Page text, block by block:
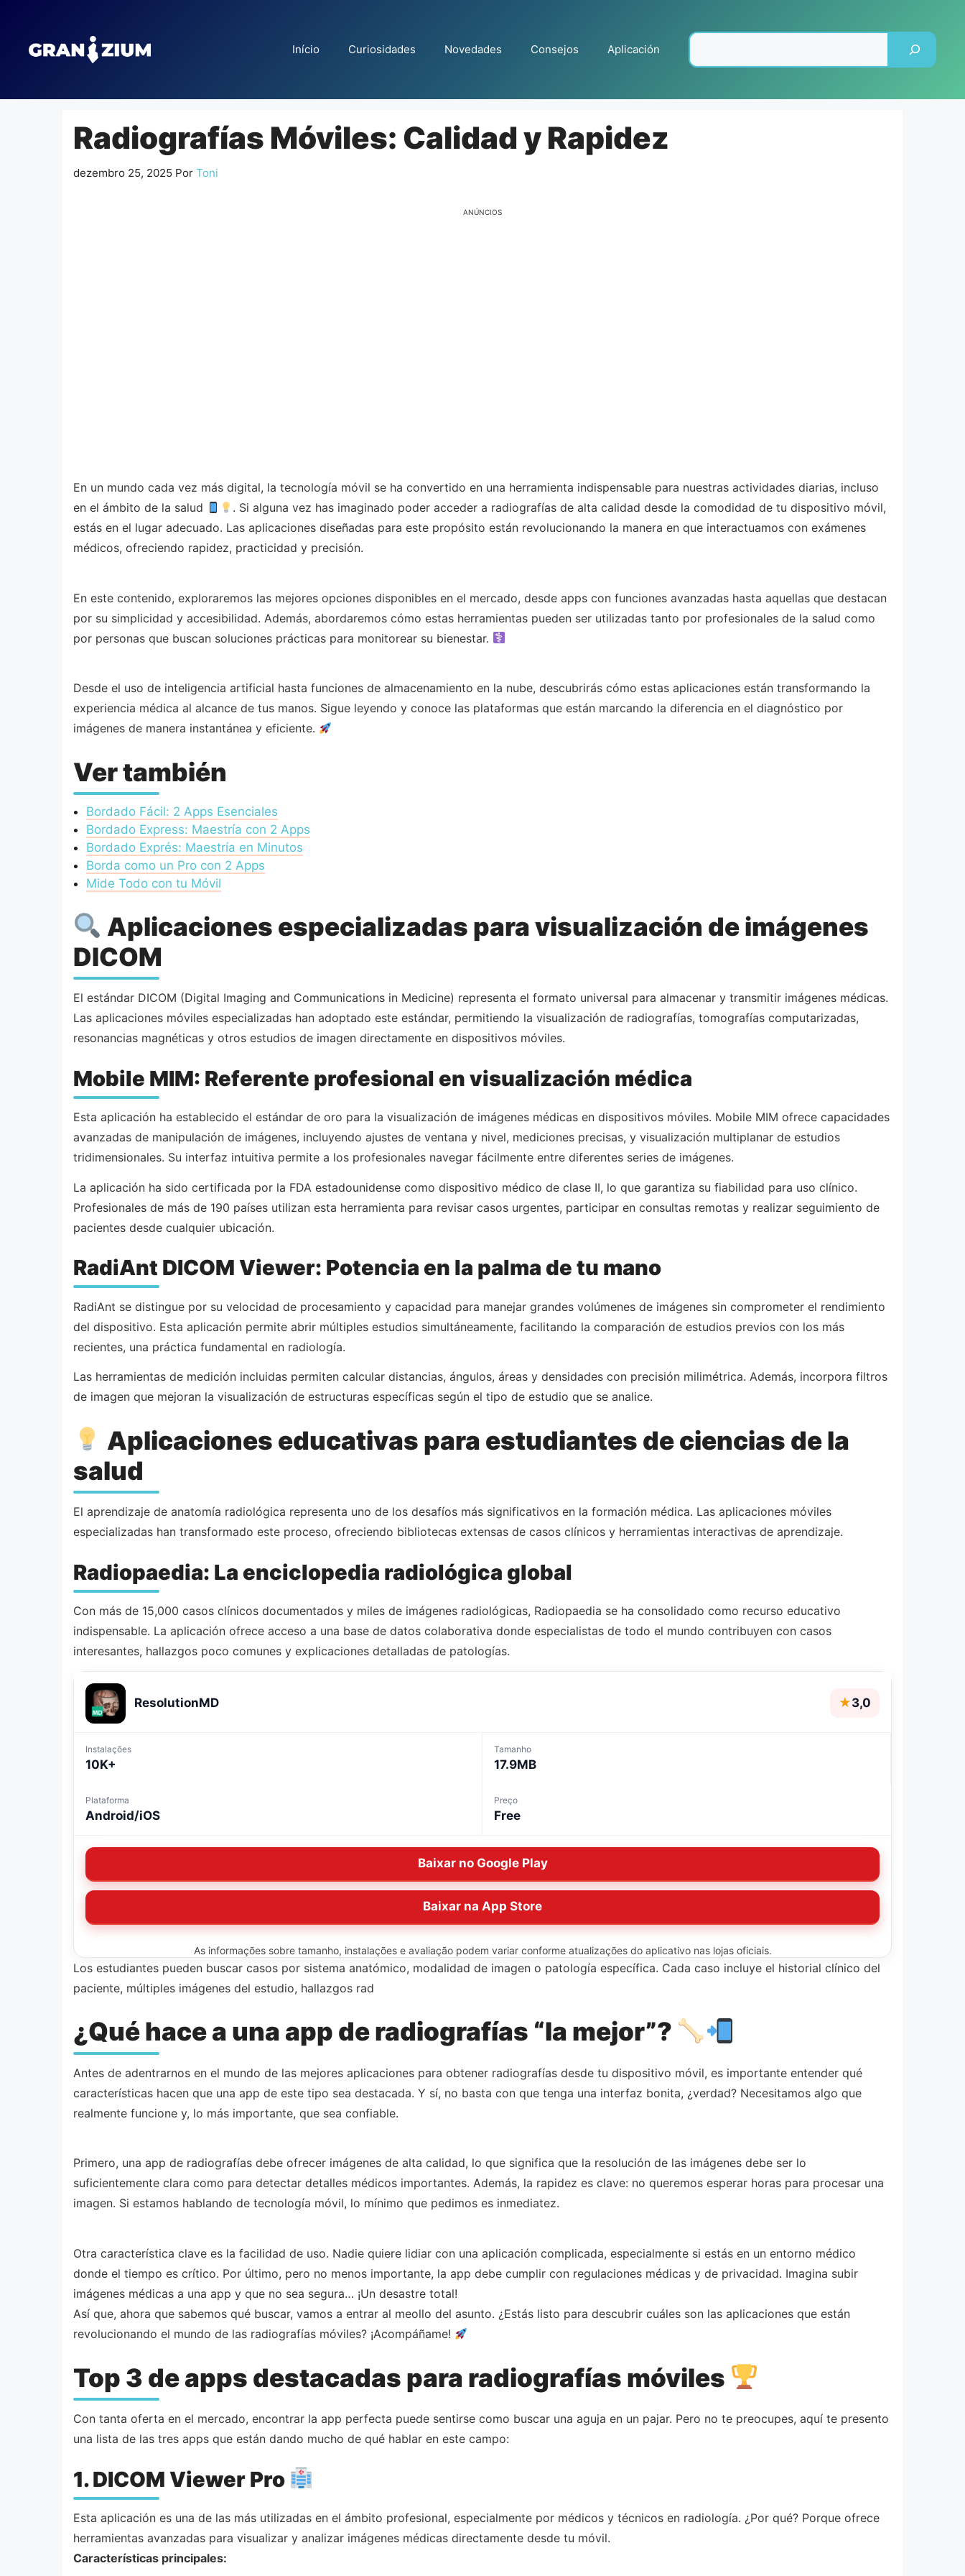
Início Curiosidades Novedades Consejos Aplicación
Radiografías Móviles: Calidad y Rapidez
dezembro 25, 2025 Por Toni
ANÚNCIOS
En un mundo cada vez más digital, la tecnología móvil se ha convertido en una herramienta indispensable para nuestras actividades diarias, incluso
en el ámbito de la salud
. Si alguna vez has imaginado poder acceder a radiografías de alta calidad desde la comodidad de tu dispositivo móvil,
estás en el lugar adecuado. Las aplicaciones diseñadas para este propósito están revolucionando la manera en que interactuamos con exámenes
médicos, ofreciendo rapidez, practicidad y precisión.
En este contenido, exploraremos las mejores opciones disponibles en el mercado, desde apps con funciones avanzadas hasta aquellas que destacan
por su simplicidad y accesibilidad. Además, abordaremos cómo estas herramientas pueden ser utilizadas tanto por profesionales de la salud como
por personas que buscan soluciones prácticas para monitorear su bienestar.
Desde el uso de inteligencia artificial hasta funciones de almacenamiento en la nube, descubrirás cómo estas aplicaciones están transformando la
experiencia médica al alcance de tus manos. Sigue leyendo y conoce las plataformas que están marcando la diferencia en el diagnóstico por
imágenes de manera instantánea y eficiente.
Ver también
Bordado Fácil: 2 Apps Esenciales
Bordado Express: Maestría con 2 Apps
Bordado Exprés: Maestría en Minutos
Borda como un Pro con 2 Apps
Mide Todo con tu Móvil
Aplicaciones especializadas para visualización de imágenes
DICOM
El estándar DICOM (Digital Imaging and Communications in Medicine) representa el formato universal para almacenar y transmitir imágenes médicas.
Las aplicaciones móviles especializadas han adoptado este estándar, permitiendo la visualización de radiografías, tomografías computarizadas,
resonancias magnéticas y otros estudios de imagen directamente en dispositivos móviles.
Mobile MIM: Referente profesional en visualización médica
Esta aplicación ha establecido el estándar de oro para la visualización de imágenes médicas en dispositivos móviles. Mobile MIM ofrece capacidades
avanzadas de manipulación de imágenes, incluyendo ajustes de ventana y nivel, mediciones precisas, y visualización multiplanar de estudios
tridimensionales. Su interfaz intuitiva permite a los profesionales navegar fácilmente entre diferentes series de imágenes.
La aplicación ha sido certificada por la FDA estadounidense como dispositivo médico de clase II, lo que garantiza su fiabilidad para uso clínico.
Profesionales de más de 190 países utilizan esta herramienta para revisar casos urgentes, participar en consultas remotas y realizar seguimiento de
pacientes desde cualquier ubicación.
RadiAnt DICOM Viewer: Potencia en la palma de tu mano
RadiAnt se distingue por su velocidad de procesamiento y capacidad para manejar grandes volúmenes de imágenes sin comprometer el rendimiento
del dispositivo. Esta aplicación permite abrir múltiples estudios simultáneamente, facilitando la comparación de estudios previos con los más
recientes, una práctica fundamental en radiología.
Las herramientas de medición incluidas permiten calcular distancias, ángulos, áreas y densidades con precisión milimétrica. Además, incorpora filtros
de imagen que mejoran la visualización de estructuras específicas según el tipo de estudio que se analice.
Aplicaciones educativas para estudiantes de ciencias de la
salud
El aprendizaje de anatomía radiológica representa uno de los desafíos más significativos en la formación médica. Las aplicaciones móviles
especializadas han transformado este proceso, ofreciendo bibliotecas extensas de casos clínicos y herramientas interactivas de aprendizaje.
Radiopaedia: La enciclopedia radiológica global
Con más de 15,000 casos clínicos documentados y miles de imágenes radiológicas, Radiopaedia se ha consolidado como recurso educativo
indispensable. La aplicación ofrece acceso a una base de datos colaborativa donde especialistas de todo el mundo contribuyen con casos
interesantes, hallazgos poco comunes y explicaciones detalladas de patologías.
ResolutionMD ★3,0
Instalações
10K+
Tamanho
17.9MB
Plataforma
Android/iOS
Preço
Free
Baixar no Google Play
Baixar na App Store
As informações sobre tamanho, instalações e avaliação podem variar conforme atualizações do aplicativo nas lojas oficiais.
Los estudiantes pueden buscar casos por sistema anatómico, modalidad de imagen o patología específica. Cada caso incluye el historial clínico del
paciente, múltiples imágenes del estudio, hallazgos rad
¿Qué hace a una app de radiografías “la mejor”?
Antes de adentrarnos en el mundo de las mejores aplicaciones para obtener radiografías desde tu dispositivo móvil, es importante entender qué
características hacen que una app de este tipo sea destacada. Y sí, no basta con que tenga una interfaz bonita, ¿verdad? Necesitamos algo que
realmente funcione y, lo más importante, que sea confiable.
Primero, una app de radiografías debe ofrecer imágenes de alta calidad, lo que significa que la resolución de las imágenes debe ser lo
suficientemente clara como para detectar detalles médicos importantes. Además, la rapidez es clave: no queremos esperar horas para procesar una
imagen. Si estamos hablando de tecnología móvil, lo mínimo que pedimos es inmediatez.
Otra característica clave es la facilidad de uso. Nadie quiere lidiar con una aplicación complicada, especialmente si estás en un entorno médico
donde el tiempo es crítico. Por último, pero no menos importante, la app debe cumplir con regulaciones médicas y de privacidad. Imagina subir
imágenes médicas a una app y que no sea segura… ¡Un desastre total!
Así que, ahora que sabemos qué buscar, vamos a entrar al meollo del asunto. ¿Estás listo para descubrir cuáles son las aplicaciones que están
revolucionando el mundo de las radiografías móviles? ¡Acompáñame!
Top 3 de apps destacadas para radiografías móviles
Con tanta oferta en el mercado, encontrar la app perfecta puede sentirse como buscar una aguja en un pajar. Pero no te preocupes, aquí te presento
una lista de las tres apps que están dando mucho de qué hablar en este campo:
1. DICOM Viewer Pro
Esta aplicación es una de las más utilizadas en el ámbito profesional, especialmente por médicos y técnicos en radiología. ¿Por qué? Porque ofrece
herramientas avanzadas para visualizar y analizar imágenes médicas directamente desde tu móvil.
Características principales: